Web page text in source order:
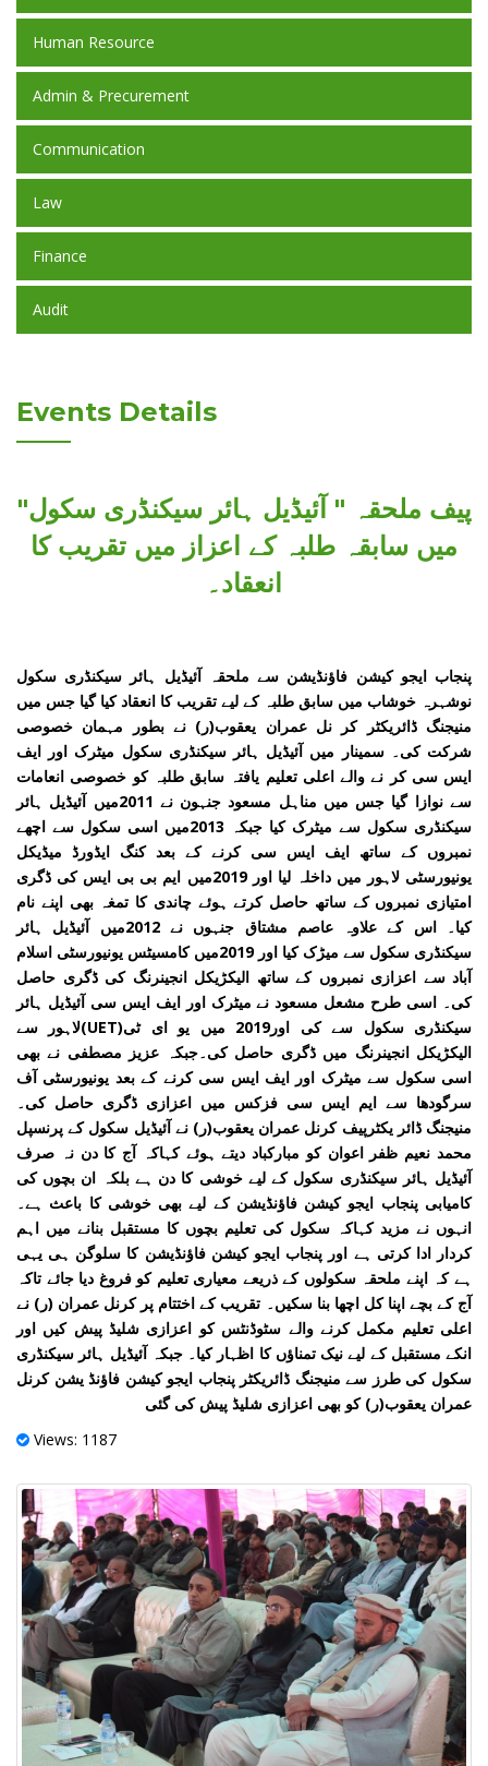
Human Resource
Admin & Precurement
Communication
Law
Finance
Audit
Events Details
پیف ملحقہ " آئیڈیل ہائر سیکنڈری سکول"
میں سابقہ طلبہ کے اعزاز میں تقریب کا
انعقاد۔
پنجاب ایجو کیشن فاؤنڈیشن سے ملحقہ آئیڈیل ہائر سیکنڈری سکول
نوشہرہ خوشاب میں سابق طلبہ کے لیے تقریب کا انعقاد کیا گیا جس میں
منیجنگ ڈائریکٹر کر نل عمران یعقوب(ر) نے بطور مہمان خصوصی
شرکت کی۔ سمینار میں آئیڈیل ہائر سیکنڈری سکول میٹرک اور ایف
ایس سی کر نے والے اعلی تعلیم یافتہ سابق طلبہ کو خصوصی انعامات
سے نوازا گیا جس میں مناہل مسعود جنہون نے 2011میں آئیڈیل ہائر
سیکنڈری سکول سے میٹرک کیا جبکہ 2013میں اسی سکول سے اچھے
نمبروں کے ساتھ ایف ایس سی کرنے کے بعد کنگ ایڈورڈ میڈیکل
یونیورسٹی لاہور میں داخلہ لیا اور 2019میں ایم بی بی ایس کی ڈگری
امتیازی نمبروں کے ساتھ حاصل کرتے ہوئے چاندی کا تمغہ بھی اپنے نام
کیا۔ اس کے علاوہ عاصم مشتاق جنہوں نے 2012میں آئیڈیل ہائر
سیکنڈری سکول سے میڑک کیا اور 2019میں کامسیٹس یونیورسٹی اسلام
آباد سے اعزازی نمبروں کے ساتھ الیکڑیکل انجینرنگ کی ڈگری حاصل
کی۔ اسی طرح مشعل مسعود نے میٹرک اور ایف ایس سی آئیڈیل ہائر
سیکنڈری سکول سے کی اور2019 میں یو ای ٹی(UET)لاہور سے
الیکڑیکل انجینرنگ میں ڈگری حاصل کی۔جبکہ عزیز مصطفی نے بھی
اسی سکول سے میٹرک اور ایف ایس سی کرنے کے بعد یونیورسٹی آف
سرگودھا سے ایم ایس سی فزکس میں اعزازی ڈگری حاصل کی۔
منیجنگ ڈائر یکٹرپیف کرنل عمران یعقوب(ر) نے آئیڈیل سکول کے پرنسپل
محمد نعیم ظفر اعوان کو مبارکباد دیتے ہوئے کہاکہ آج کا دن نہ صرف
آئیڈیل ہائر سیکنڈری سکول کے لیے خوشی کا دن ہے بلکہ ان بچوں کی
کامیابی پنجاب ایجو کیشن فاؤنڈیشن کے لیے بھی خوشی کا باعث ہے۔
انہوں نے مزید کہاکہ سکول کی تعلیم بچوں کا مستقبل بنانے میں اہم
کردار ادا کرتی ہے اور پنجاب ایجو کیشن فاؤنڈیشن کا سلوگن ہی یہی
ہے کہ اپنے ملحقہ سکولوں کے ذریعے معیاری تعلیم کو فروغ دیا جائے تاکہ
آج کے بچے اپنا کل اچھا بنا سکیں۔ تقریب کے اختتام پر کرنل عمران (ر) نے
اعلی تعلیم مکمل کرنے والے سٹوڈنٹس کو اعزازی شلیڈ پیش کیں اور
انکے مستقبل کے لیے نیک تمناؤں کا اظہار کیا۔ جبکہ آئیڈیل ہائر سیکنڈری
سکول کی طرز سے منیجنگ ڈائریکٹر پنجاب ایجو کیشن فاؤنڈ یشن کرنل
عمران یعقوب(ر) کو بھی اعزازی شلیڈ پیش کی گئی
Views: 1187